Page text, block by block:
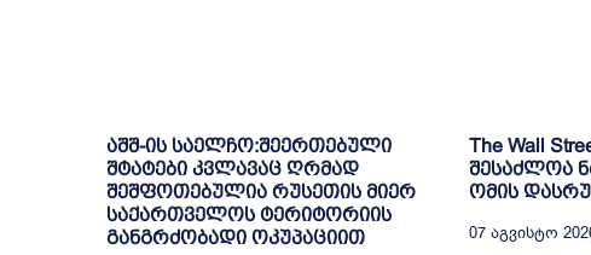
აშშ-ის საელჩო:შეერთებული
შტატები კვლავაც ღრმად
შეშფოთებულია რუსეთის მიერ
საქართველოს ტერიტორიის
განგრძობადი ოკუპაციით
The Wall
შესაძლოა
ომის
07 Აგვისტო